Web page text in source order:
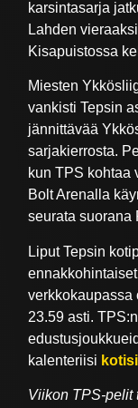
karsintasarja
Lahden
Kisapuistossa
Miesten
vankisti Tepsin
jännittävää
sarjakierrosta.
kun TPS kohtaa
Bolt Arenalla
seurata suorana
Liput Tepsin
verkkokaupassa
23.59 asti.
kalenteriisi
Viikon TPS-